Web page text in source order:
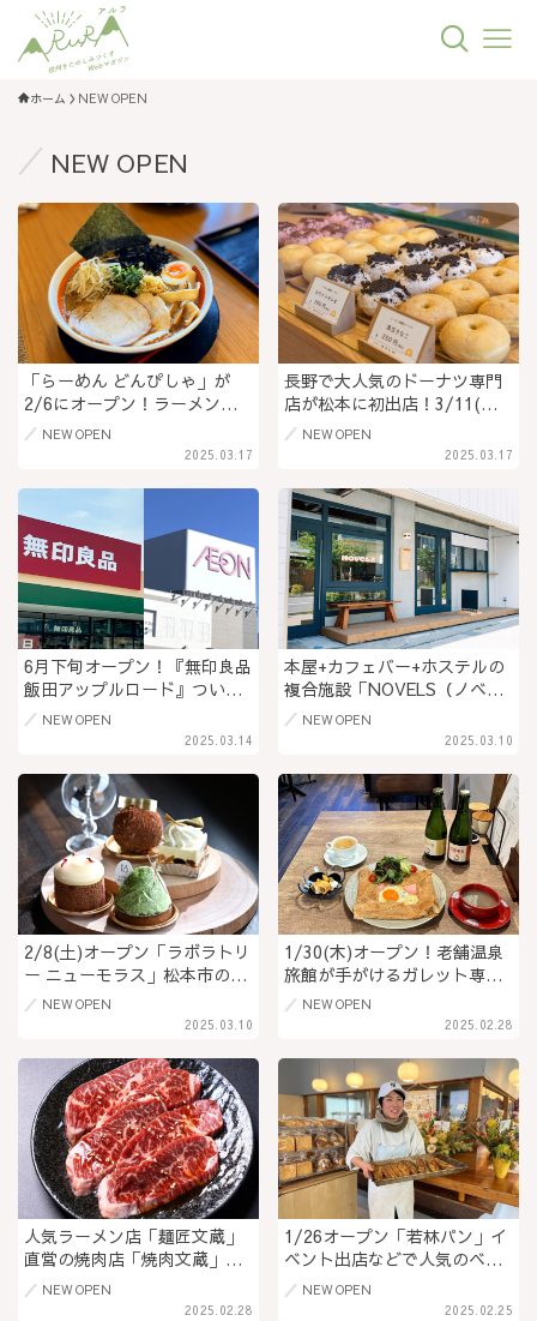
ホーム NEW OPEN
NEW OPEN
「らーめん どんぴしゃ」が
2/6にオープン！ラーメンづ
くり30年以上の職人が手がけ
る具材たっぷりの黒たまり醤
合わせた濃厚ラーメン@長野
県長野市
2025.03.17
NEW OPEN
長野で大人気のドーナツ専門
店が松本に初出店！3/11(火)
オープン「日々どーなつ 松
本中町店」米粉と小麦粉のド
2025.03.17
NEW OPEN
6月下旬オープン！『無印良品
飯田アップルロード』ついに
飯田に無印もやってくる♡イ
オン飯田アップルロード店に
2025.03.14
NEW OPEN
本屋+カフェバー+ホステルの
複合施設「NOVELS（ノベル
ズ）」人と街の魅力にふれる
駅前スポット＠長野県小諸市
2025.03.10
NEW OPEN
2/8(土)オープン「ラボラトリ
ー ニューモラス」松本市の人
気店が安曇野市へ移転。カフ
ェスペース併設の和建築パテ
マにしたケーキ･パフェ･クッ
キー缶を@長野県安曇野市
2025.03.10
NEW OPEN
1/30(木)オープン！老舗温泉
旅館が手がけるガレット専門
店＆カフェ「Cave à vin de
Yunohara/カーヴ･ア･ヴァン･
のシードル＆ワインと長野県
産そば粉のガレットランチ
を！※プレオープン1/14(木)
～@松本市
2025.02.28
NEW OPEN
人気ラーメン店「麺匠文蔵」
直営の焼肉店「焼肉文蔵」が
佐久平駅近くにオープン！ラ
ンチセットや「牛蔵らぁめ
2025.02.28
NEW OPEN
1/26オープン「若林パン」イ
ベント出店などで人気のベー
カリーがついに開店！本場パ
リのパンを再現した絶品クロ
2025.02.25
NEW OPEN